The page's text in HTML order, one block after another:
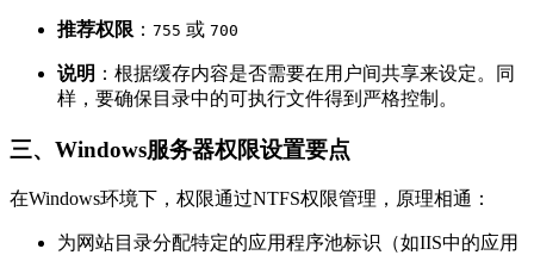
推荐权限 ： 755 或 700
说明 ：根据缓存内容是否需要在用户间共享来设定。同
样，要确保目录中的可执行文件得到严格控制。
三、Windows服务器权限设置要点
在Windows环境下，权限通过NTFS权限管理，原理相通：
为网站目录分配特定的应用程序池标识（如IIS中的应用